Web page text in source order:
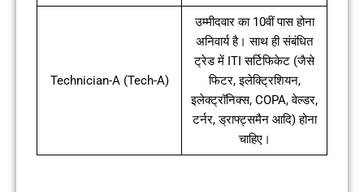
Technician-A (Tech-A)
उम्मीदवार का 10वीं पास होना
अनिवार्य है। साथ ही संबंधित
ट्रेड में ITI सर्टिफिकेट (जैसे
फिटर, इलेक्ट्रिशियन,
इलेक्ट्रॉनिक्स, COPA, वेल्डर,
टर्नर, ड्राफ्ट्समैन आदि) होना
चाहिए।